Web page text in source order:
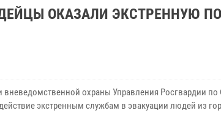
ОКАЗАЛИ ЭКСТРЕННУЮ
вневедомственной охраны Управления Росгвардии
экстренным службам в эвакуации людей из